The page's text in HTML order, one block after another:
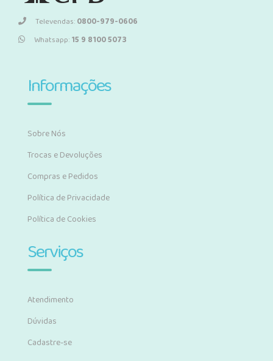
Televendas:0800-979-0606
Whatsapp:15 9 8100 5073
Informações
Sobre Nós
Trocas e Devoluções
Compras e Pedidos
Política de Privacidade
Política de Cookies
Serviços
Atendimento
Dúvidas
Cadastre-se